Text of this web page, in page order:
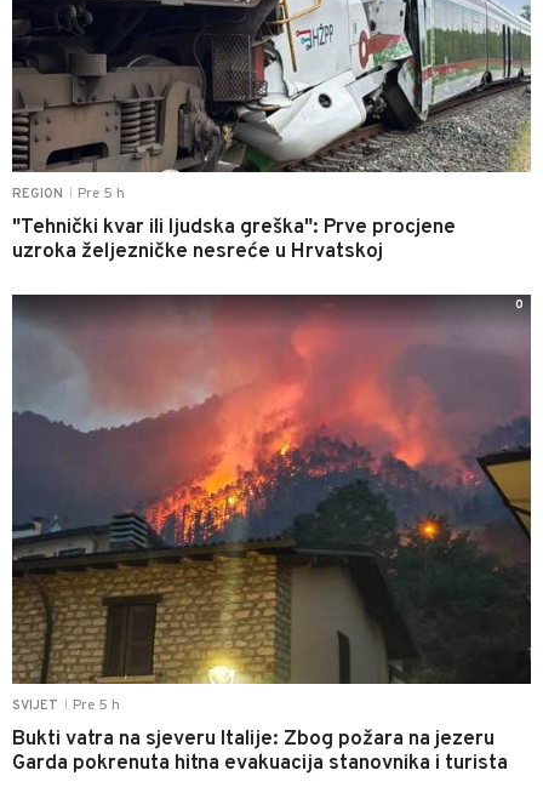
REGION Pre 5 h
"Tehnički kvar ili ljudska greška": Prve procjene
uzroka željezničke nesreće u Hrvatskoj
SVIJET Pre 5 h
Bukti vatra na sjeveru Italije: Zbog požara na jezeru
Garda pokrenuta hitna evakuacija stanovnika i turista
0